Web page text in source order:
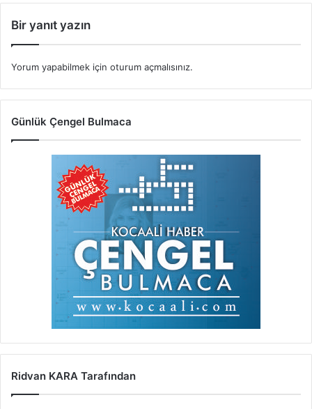
Bir yanıt yazın
Yorum yapabilmek için oturum açmalısınız.
Günlük Çengel Bulmaca
Ridvan KARA Tarafından